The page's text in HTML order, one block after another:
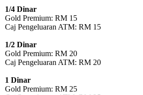
1/4 Dinar
Gold Premium: RM 15
Caj Pengeluaran ATM: RM 15
1/2 Dinar
Gold Premium: RM 20
Caj Pengeluaran ATM: RM 20
1 Dinar
Gold Premium: RM 25